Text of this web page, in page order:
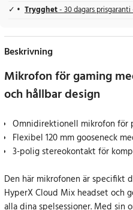
Trygghet- 30 dagars
Beskrivning
Mikrofon för gaming
och hållbar design
Omnidirektionell mikrofon för
Flexibel 120 mm gooseneck
3-polig stereokontakt för
Den här mikrofonen är specifikt
HyperX Cloud Mix headset och
alla dina spelsessioner. Med